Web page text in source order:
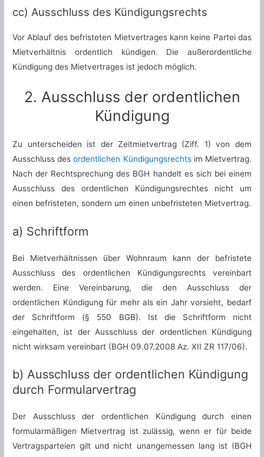
cc) Ausschluss des Kündigungsrechts
Vor Ablauf des befristeten Mietvertrages kann keine Partei das
Mietverhältnis ordentlich kündigen. Die außerordentliche
Kündigung des Mietvertrages ist jedoch möglich.
2. Ausschluss der ordentlichen
Kündigung
Zu unterscheiden ist der Zeitmietvertrag (Ziff. 1) von dem
Ausschluss desordentlichen Kündigungsrechtsim Mietvertrag.
Nach der Rechtsprechung des BGH handelt es sich bei einem
Ausschluss des ordentlichen Kündigungsrechtes nicht um
einen befristeten, sondern um einen unbefristeten Mietvertrag.
a) Schriftform
Bei Mietverhältnissen über Wohnraum kann der befristete
Ausschluss des ordentlichen Kündigungsrechts vereinbart
werden. Eine Vereinbarung, die den Ausschluss der
ordentlichen Kündigung für mehr als ein Jahr vorsieht, bedarf
der Schriftform (§ 550 BGB). Ist die Schriftform nicht
eingehalten, ist der Ausschluss der ordentlichen Kündigung
nicht wirksam vereinbart (BGH 09.07.2008 Az. XII ZR 117/06).
b) Ausschluss der ordentlichen Kündigung
durch Formularvertrag
Der Ausschluss der ordentlichen Kündigung durch einen
formularmäßigen Mietvertrag ist zulässig, wenn er für beide
Vertragsparteien gilt und nicht unangemessen lang ist (BGH